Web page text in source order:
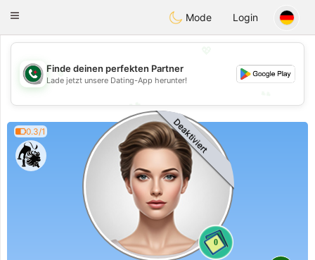
Weshrak
Toggle
Mode Login
💖
💕
Finde deinen perfekten Partner
Lade jetzt unsere Dating-App herunter!
0.3/1
0
Deaktiviert